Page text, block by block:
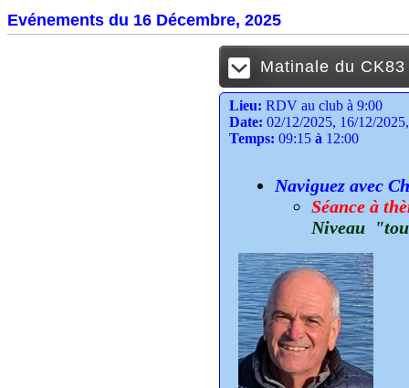
Evénements du 16 Décembre, 2025
Matinale du
Lieu: RDV au club à 9:00
Date: 02/12/2025, 16/12/
Temps: 09:15 à 12:00
Naviguez avec
Séance à
Niveau